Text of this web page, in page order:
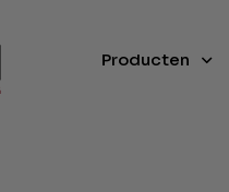
Producten